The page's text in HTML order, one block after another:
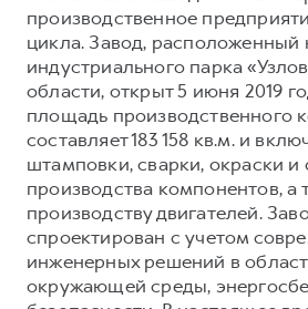
производственное
цикла. Завод, расположенный
индустриального парка
области, открыт 5 июня 2019
площадь производственного
составляет 183 158 кв.м. и
штамповки, сварки, окраски и
производства компонентов, а
производству двигателей.
спроектирован с учетом
инженерных решений в
окружающей среды,